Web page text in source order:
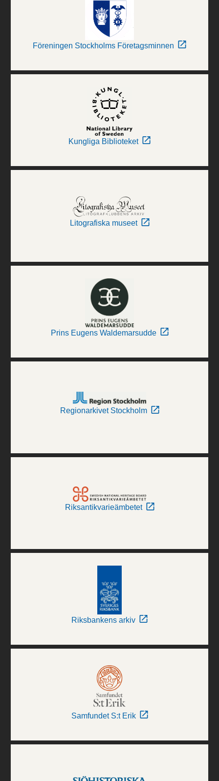
Föreningen Stockholms Företagsminnen
Kungliga Biblioteket
Litografiska museet
Prins Eugens Waldemarsudde
Regionarkivet Stockholm
Riksantikvarieämbetet
Riksbankens arkiv
Samfundet S:t Erik